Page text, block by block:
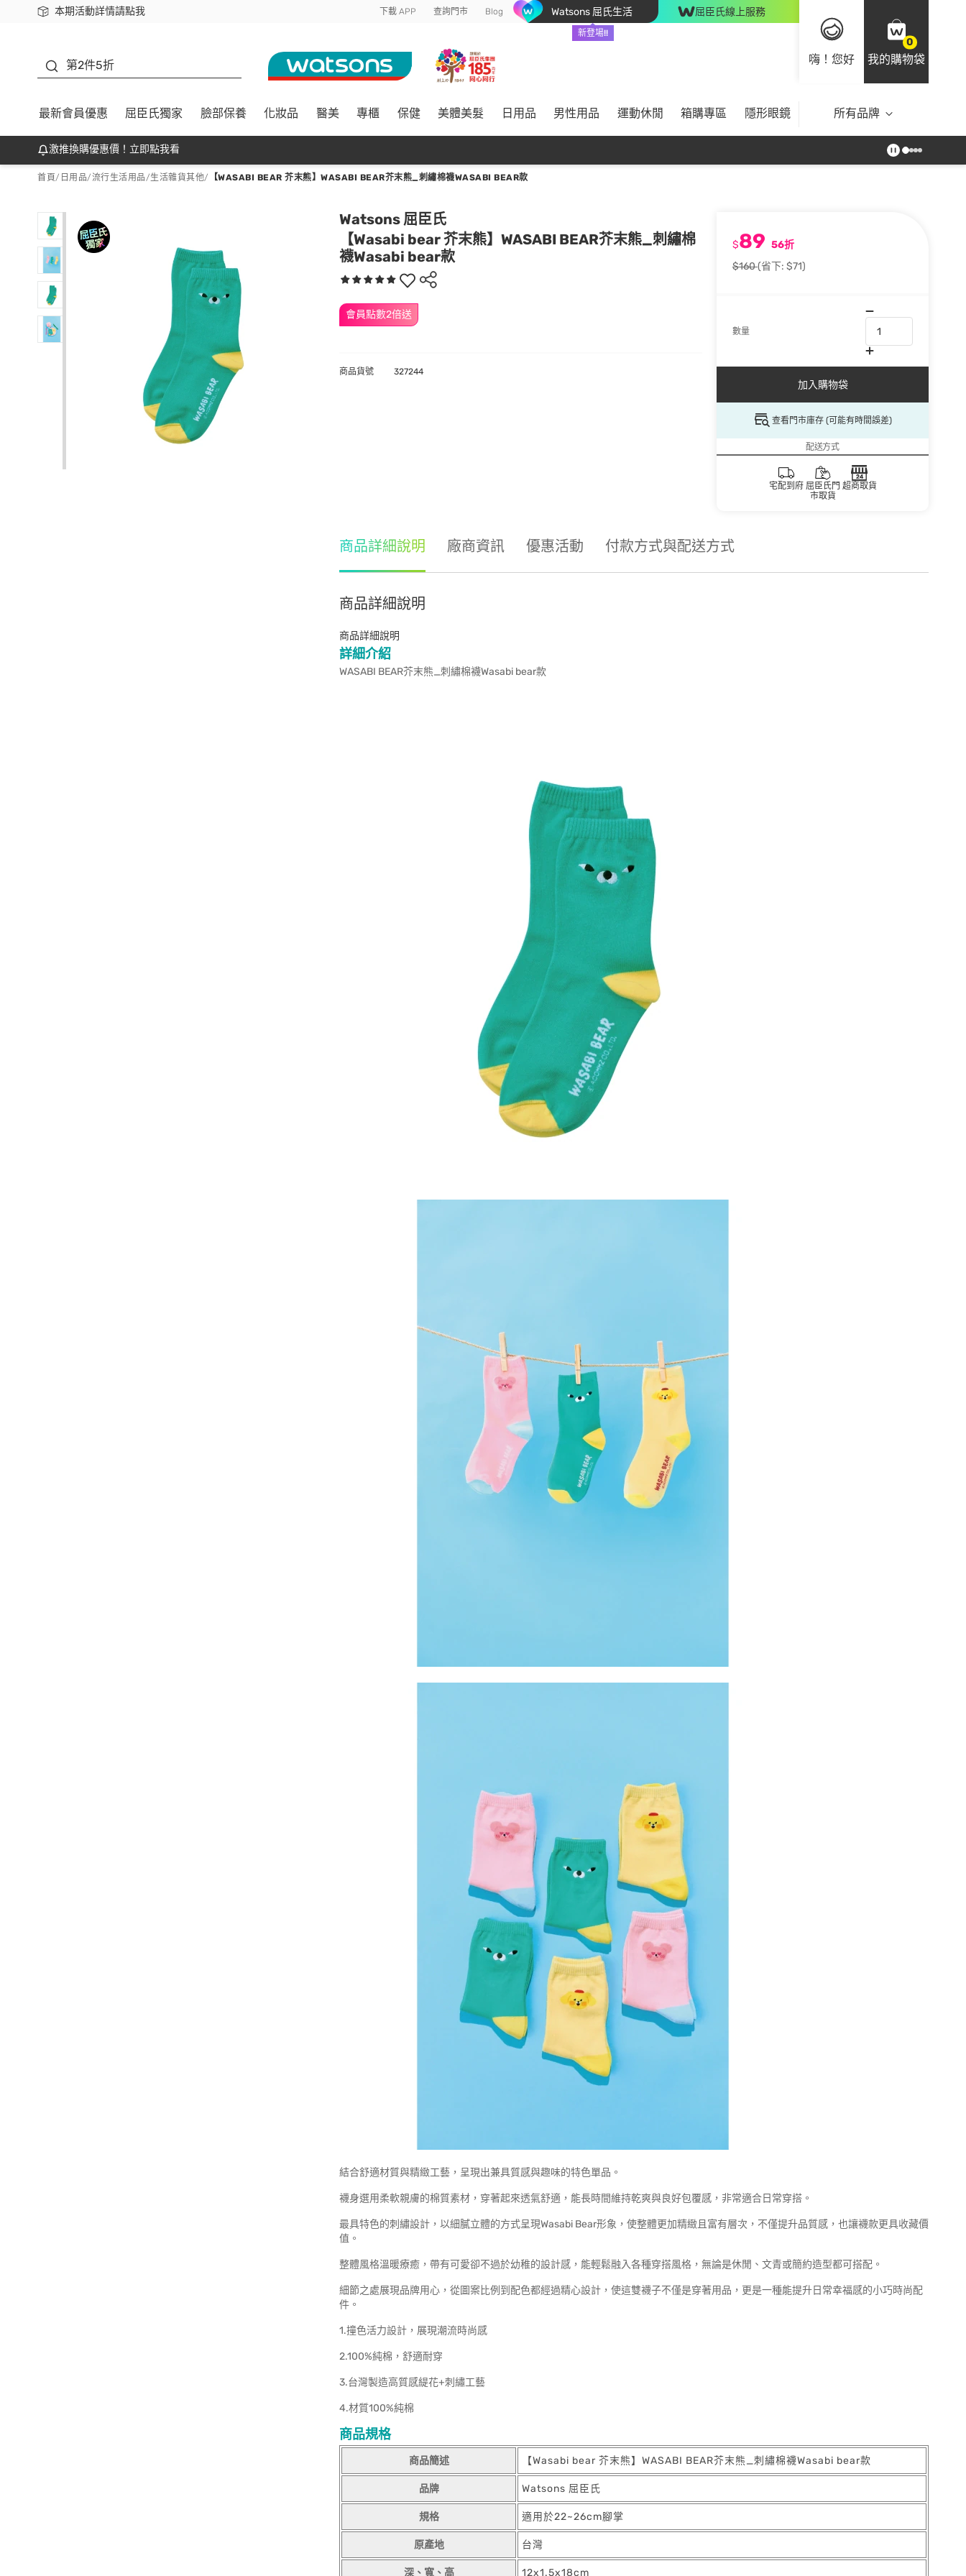
本期活動詳情請點我
下載app最高回饋$350 下載 APP 查詢門市 Blog Watsons 屈氏生活
新登場!!
屈臣氏線上服務
嗨！您好
0
我的購物袋
第2件5折
最新會員優惠 屈臣氏獨家 臉部保養 化妝品 醫美 專櫃 保健 美體美髮 日用品 男性用品 運動休閒 箱購專區 隱形眼鏡 所有品牌
激推換購優惠價！立即點我看
首頁/ 日用品/流行生活用品/生活雜貨其他/ 【WASABI BEAR 芥末熊】WASABI BEAR芥末熊_刺繡棉襪WASABI BEAR款
Watsons 屈臣氏
【Wasabi bear 芥末熊】WASABI BEAR芥末熊_刺繡棉
襪Wasabi bear款
會員點數2倍送
$89 56折
$160(省下: $71)
數量
加入購物袋
查看門市庫存 (可能有時間誤差)
配送方式
宅配到府 屈臣氏門
市取貨
超商取貨
商品貨號 327244
商品詳細說明 廠商資訊 優惠活動 付款方式與配送方式
商品詳細說明
商品詳細說明
詳細介紹
WASABI BEAR芥末熊_刺繡棉襪Wasabi bear款
結合舒適材質與精緻工藝，呈現出兼具質感與趣味的特色單品。
襪身選用柔軟親膚的棉質素材，穿著起來透氣舒適，能長時間維持乾爽與良好包覆感，非常適合日常穿搭。
最具特色的刺繡設計，以細膩立體的方式呈現Wasabi Bear形象，使整體更加精緻且富有層次，不僅提升品質感，也讓襪款更具收藏價
值。
整體風格溫暖療癒，帶有可愛卻不過於幼稚的設計感，能輕鬆融入各種穿搭風格，無論是休閒、文青或簡約造型都可搭配。
細節之處展現品牌用心，從圖案比例到配色都經過精心設計，使這雙襪子不僅是穿著用品，更是一種能提升日常幸福感的小巧時尚配
件。
1.撞色活力設計，展現潮流時尚感
2.100%純棉，舒適耐穿
3.台灣製造高質感緹花+刺繡工藝
4.材質100%純棉
商品規格
商品簡述 【Wasabi bear 芥末熊】WASABI BEAR芥末熊_刺繡棉襪Wasabi bear款
品牌 Watsons 屈臣氏
規格 適用於22~26cm腳掌
原產地 台灣
深、寬、高 12x1.5x18cm